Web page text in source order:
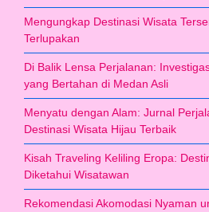
Mengungkap Destinasi Wisata
Terlupakan
Di Balik Lensa Perjalanan:
yang Bertahan di Medan Asli
Menyatu dengan Alam: Jurnal
Destinasi Wisata Hijau Terbaik
Kisah Traveling Keliling Eropa:
Diketahui Wisatawan
Rekomendasi Akomodasi Nyaman